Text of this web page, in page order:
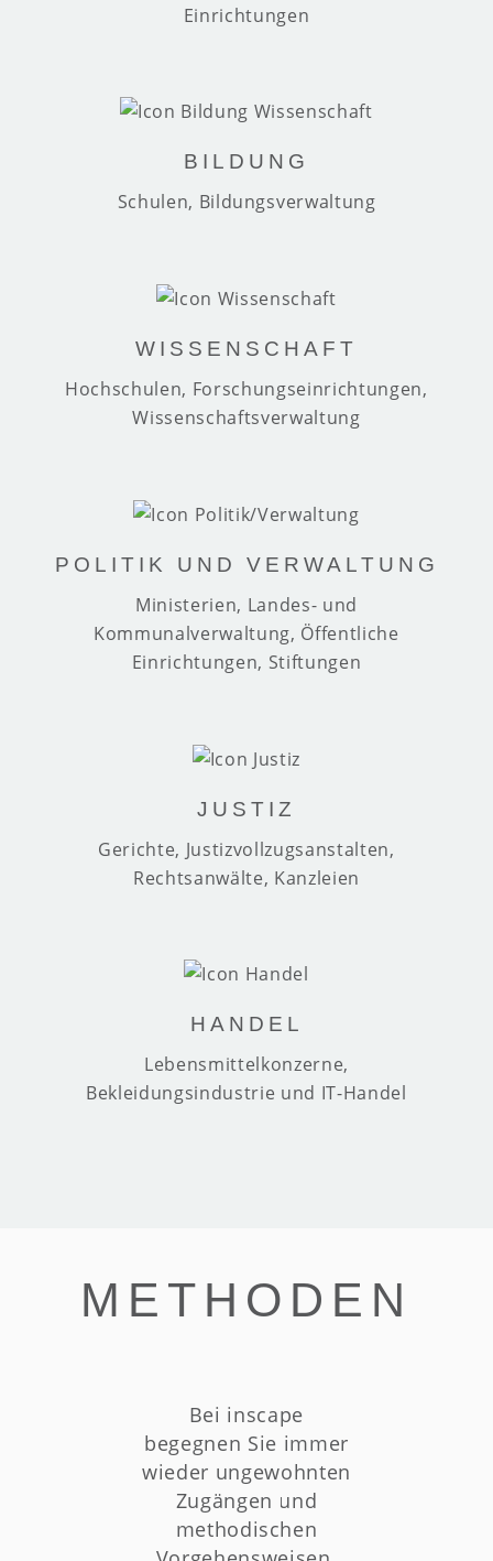
Einrichtungen
BILDUNG
Schulen, Bildungsverwaltung
WISSENSCHAFT
Hochschulen, Forschungseinrichtungen,
Wissenschaftsverwaltung
POLITIK UND VERWALTUNG
Ministerien, Landes- und
Kommunalverwaltung, Öffentliche
Einrichtungen, Stiftungen
JUSTIZ
Gerichte, Justizvollzugsanstalten,
Rechtsanwälte, Kanzleien
HANDEL
Lebensmittelkonzerne,
Bekleidungsindustrie und IT-Handel
METHODEN
Bei inscape
begegnen Sie immer
wieder ungewohnten
Zugängen und
methodischen